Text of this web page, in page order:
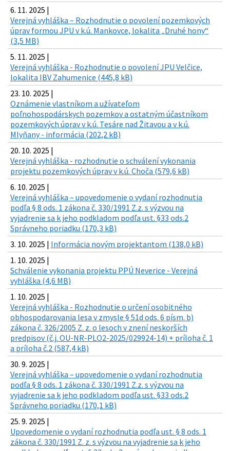
6. 11. 2025 |
Verejná vyhláška – Rozhodnutie o povolení pozemkových
úprav formou JPU v k.ú. Mankovce, lokalita „Druhé hony“
(3,5 MB)
5. 11. 2025 |
Verejná vyhláška - Rozhodnutie o povolení JPU Velčice,
lokalita IBV Zahumenice (445,8 kB)
23. 10. 2025 |
Oznámenie vlastníkom a užívateľom
poľnohospodárskych pozemkov a ostatným účastníkom
pozemkových úprav v k.ú. Tesáre nad Žitavou a v k.ú.
Mlyňany - informácia (202,2 kB)
20. 10. 2025 |
Verejná vyhláška - rozhodnutie o schválení vykonania
projektu pozemkových úprav v k.ú. Choča (579,6 kB)
6. 10. 2025 |
Verejná vyhláška – upovedomenie o vydaní rozhodnutia
podľa § 8 ods. 1 zákona č. 330/1991 Z.z. s výzvou na
vyjadrenie sa k jeho podkladom podľa ust. §33 ods.2
Správneho poriadku (170,3 kB)
3. 10. 2025 | Informácia novým projektantom (138,0 kB)
1. 10. 2025 |
Schválenie vykonania projektu PPÚ Neverice - Verejná
vyhláška (4,6 MB)
1. 10. 2025 |
Verejná vyhláška - Rozhodnutie o určení osobitného
obhospodarovania lesa v zmysle § 51d ods. 6 písm. b)
zákona č. 326/2005 Z. z. o lesoch v znení neskorších
predpisov (č.j. OU-NR-PLO2-2025/029924-14) + príloha č. 1
a príloha č.2 (587,4 kB)
30. 9. 2025 |
Verejná vyhláška – upovedomenie o vydaní rozhodnutia
podľa § 8 ods. 1 zákona č. 330/1991 Z.z. s výzvou na
vyjadrenie sa k jeho podkladom podľa ust. §33 ods.2
Správneho poriadku (170,1 kB)
25. 9. 2025 |
Upovedomenie o vydaní rozhodnutia podľa ust. § 8 ods. 1
zákona č. 330/1991 Z. z. s výzvou na vyjadrenie sa k jeho